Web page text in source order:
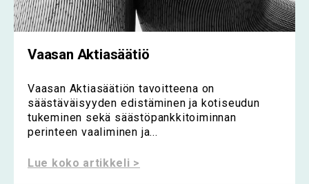
Vaasan Aktiasäätiö
Vaasan Aktiasäätiön tavoitteena on
säästäväisyyden edistäminen ja kotiseudun
tukeminen sekä säästöpankkitoiminnan
perinteen vaaliminen ja...
Lue koko artikkeli >